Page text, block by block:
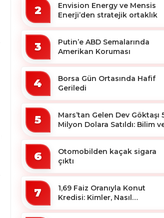
2
Envision Energy ve Mensis
Enerji’den stratejik ortaklık
3
Putin’e ABD Semalarında
Amerikan Koruması
4
Borsa Gün Ortasında Hafif
Geriledi
5
Mars’tan Gelen Dev Göktaşı
Milyon Dolara Satıldı: Bilim
6
Otomobilden kaçak sigara
çıktı
7
1,69 Faiz Oranıyla Konut
Kredisi: Kimler, Nasıl